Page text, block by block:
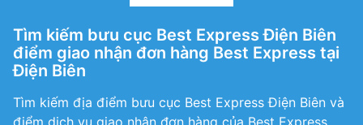
Tìm kiếm bưu cục Best Express Điện Biên
điểm giao nhận đơn hàng Best Express tại
Điện Biên
Tìm kiếm địa điểm bưu cục Best Express Điện Biên và
điểm dịch vụ giao nhận đơn hàng của Best Express